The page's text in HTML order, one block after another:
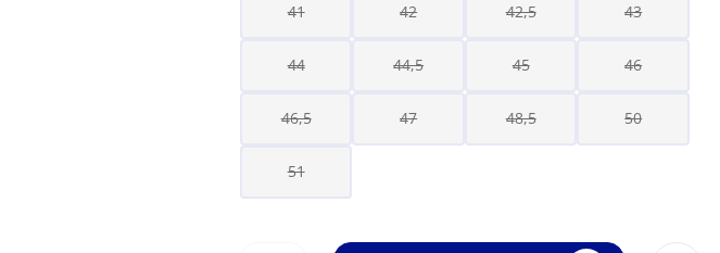
41 42 42,5 43
44 44,5 45 46
46,5 47 48,5 50
51